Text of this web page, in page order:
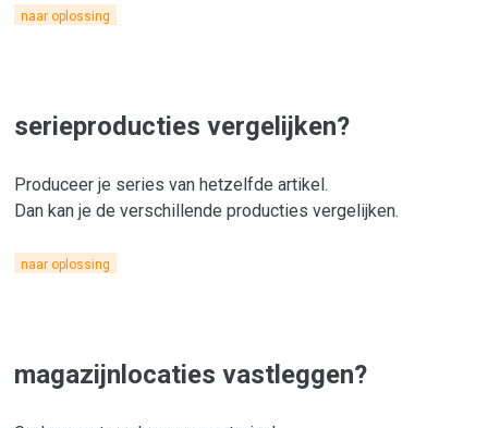
naar oplossing
serieproducties vergelijken?
Produceer je series van hetzelfde artikel.
Dan kan je de verschillende producties vergelijken.
naar oplossing
magazijnlocaties vastleggen?